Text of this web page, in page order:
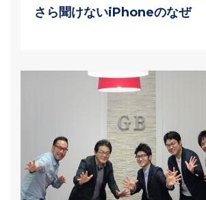
さら聞けないiPhoneのなぜ